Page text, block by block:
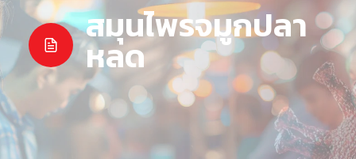
สมุนไพรจมูกปลา
หลด